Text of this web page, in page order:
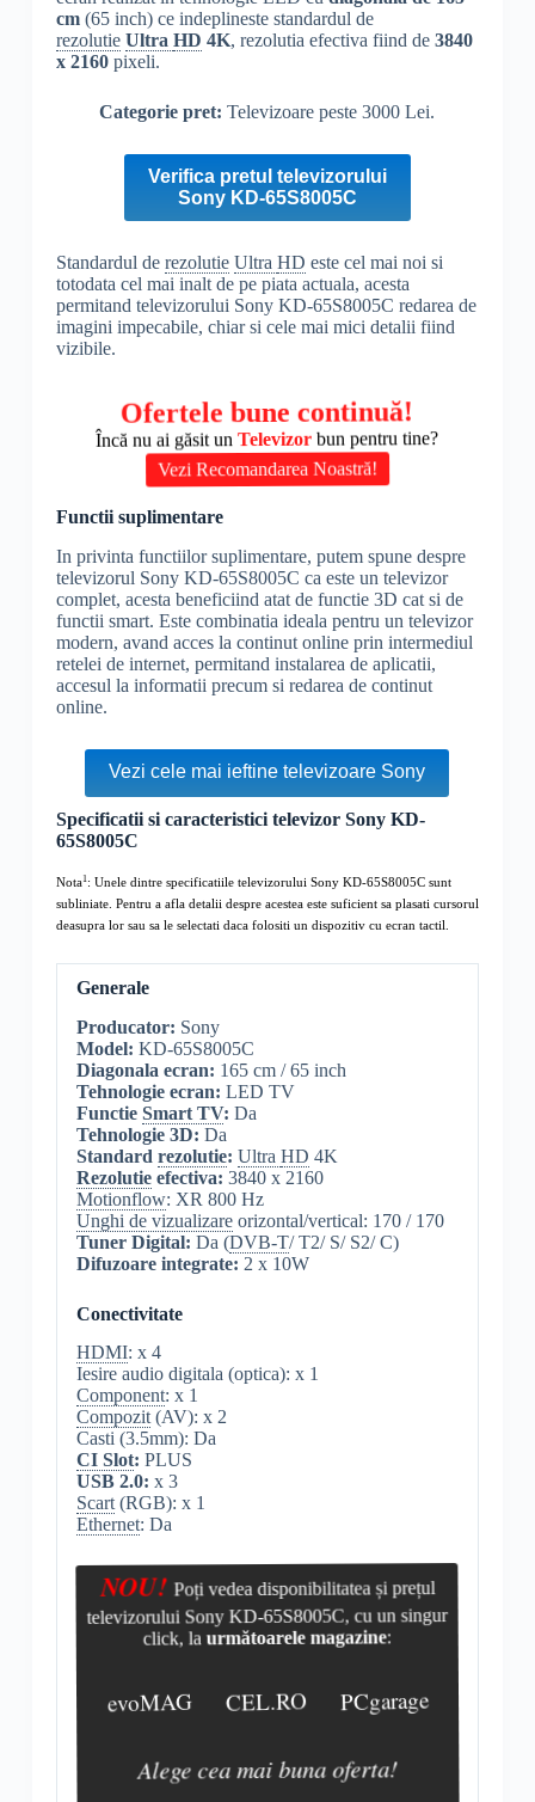
cm(65 inch) ce indeplineste standardul de
rezolutie Ultra HD 4K, rezolutia efectiva fiind de 3840
x 2160pixeli.
Categorie pret:Televizoare peste 3000 Lei.
Verifica pretul televizorului
Sony KD-65S8005C
Standardul de rezolutie Ultra HD este cel mai noi si
totodata cel mai inalt de pe piata actuala, acesta
permitand televizorului Sony KD-65S8005C redarea de
imagini impecabile, chiar si cele mai mici detalii fiind
vizibile.
Ofertele bune continuă!
Încă nu ai găsit unTelevizorbun pentru tine?
Vezi Recomandarea Noastră!
Functii suplimentare
In privinta functiilor suplimentare, putem spune despre
televizorul Sony KD-65S8005C ca este un televizor
complet, acesta beneficiind atat de functie 3D cat si de
functii smart. Este combinatia ideala pentru un televizor
modern, avand acces la continut online prin intermediul
retelei de internet, permitand instalarea de aplicatii,
accesul la informatii precum si redarea de continut
online.
Vezi cele mai ieftine televizoare Sony
Specificatii si caracteristici televizor Sony KD-
65S8005C
Nota1: Unele dintre specificatiile televizorului Sony KD-65S8005C sunt
subliniate. Pentru a afla detalii despre acestea este suficient sa plasati cursorul
deasupra lor sau sa le selectati daca folositi un dispozitiv cu ecran tactil.
Generale
Producator: Sony
Model: KD-65S8005C
Diagonala ecran: 165 cm / 65 inch
Tehnologie ecran: LED TV
Functie Smart TV: Da
Tehnologie 3D: Da
Standard rezolutie: Ultra HD 4K
Rezolutieefectiva: 3840 x 2160
Motionflow: XR 800 Hz
Unghi de vizualizareorizontal/vertical: 170 / 170
Tuner Digital: Da (DVB-T/ T2/ S/ S2/ C)
Difuzoare integrate: 2 x 10W
Conectivitate
HDMI: x 4
Iesire audio digitala (optica): x 1
Component: x 1
Compozit(AV): x 2
Casti (3.5mm): Da
CI Slot: PLUS
USB 2.0: x 3
Scart(RGB): x 1
Ethernet: Da
NOU! Poți vedea disponibilitatea și prețul
televizorului Sony KD-65S8005C, cu un singur
click, la următoarele magazine:
evoMAG CEL.RO PCgarage
Alege cea mai buna oferta!